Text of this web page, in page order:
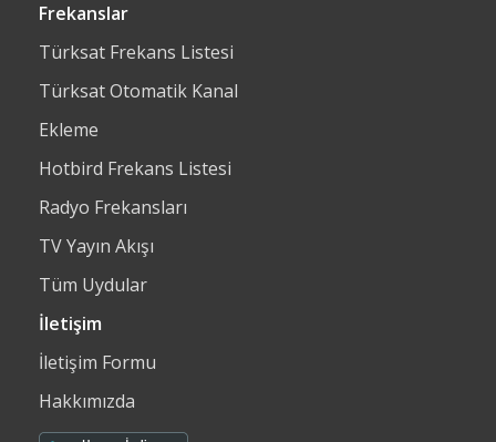
Frekanslar
Türksat Frekans Listesi
Türksat Otomatik Kanal
Ekleme
Hotbird Frekans Listesi
Radyo Frekansları
TV Yayın Akışı
Tüm Uydular
İletişim
İletişim Formu
Hakkımızda